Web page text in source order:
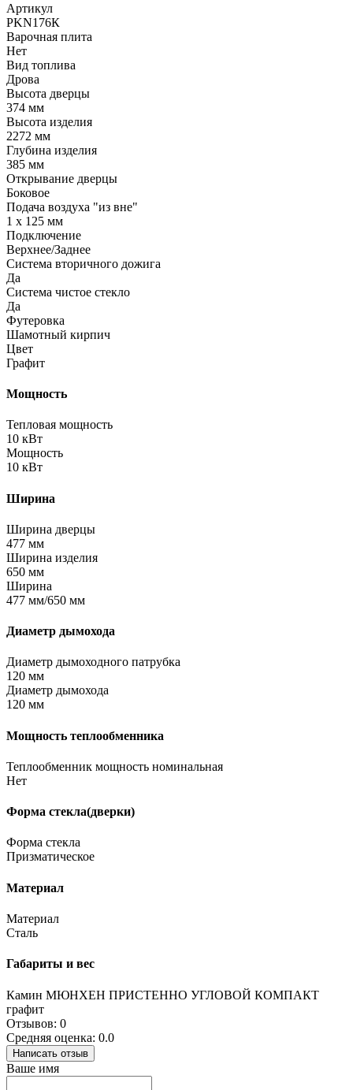
Артикул
PKN176К
Варочная плита
Нет
Вид топлива
Дрова
Высота дверцы
374 мм
Высота изделия
2272 мм
Глубина изделия
385 мм
Открывание дверцы
Боковое
Подача воздуха "из вне"
1 х 125 мм
Подключение
Верхнее/Заднее
Система вторичного дожига
Да
Система чистое стекло
Да
Футеровка
Шамотный кирпич
Цвет
Графит
Мощность
Тепловая мощность
10 кВт
Мощность
10 кВт
Ширина
Ширина дверцы
477 мм
Ширина изделия
650 мм
Ширина
477 мм/650 мм
Диаметр дымохода
Диаметр дымоходного патрубка
120 мм
Диаметр дымохода
120 мм
Мощность теплообменника
Теплообменник мощность номинальная
Нет
Форма стекла(дверки)
Форма стекла
Призматическое
Материал
Материал
Сталь
Габариты и вес
Камин МЮНХЕН ПРИСТЕННО УГЛОВОЙ КОМПАКТ
графит
Отзывов: 0
Средняя оценка: 0.0
Написать отзыв
Ваше имя